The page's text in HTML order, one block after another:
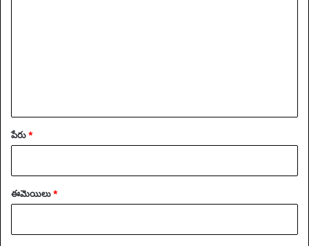
పేరు*
ఈమెయిలు*